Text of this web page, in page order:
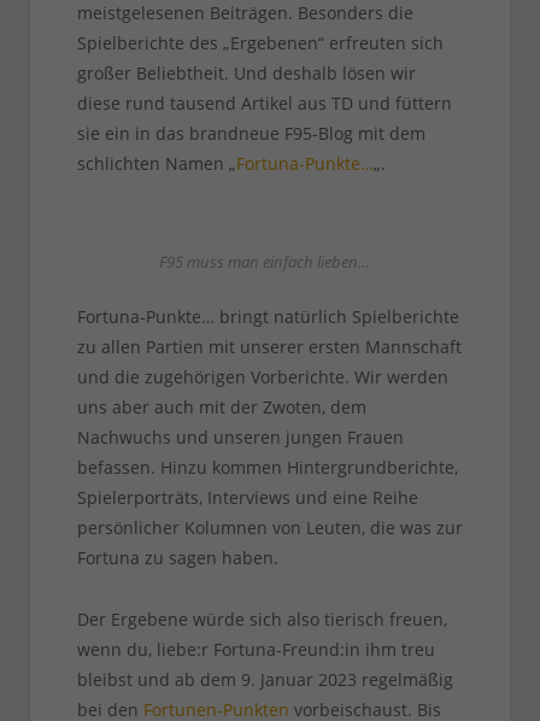
meistgelesenen Beiträgen. Besonders die
Spielberichte des „Ergebenen“ erfreuten sich
großer Beliebtheit. Und deshalb lösen wir
diese rund tausend Artikel aus TD und füttern
sie ein in das brandneue F95-Blog mit dem
schlichten Namen „Fortuna-Punkte…„.
F95 muss man einfach lieben…
Fortuna-Punkte… bringt natürlich Spielberichte
zu allen Partien mit unserer ersten Mannschaft
und die zugehörigen Vorberichte. Wir werden
uns aber auch mit der Zwoten, dem
Nachwuchs und unseren jungen Frauen
befassen. Hinzu kommen Hintergrundberichte,
Spielerporträts, Interviews und eine Reihe
persönlicher Kolumnen von Leuten, die was zur
Fortuna zu sagen haben.
Der Ergebene würde sich also tierisch freuen,
wenn du, liebe:r Fortuna-Freund:in ihm treu
bleibst und ab dem 9. Januar 2023 regelmäßig
bei den Fortunen-Punkten vorbeischaust. Bis